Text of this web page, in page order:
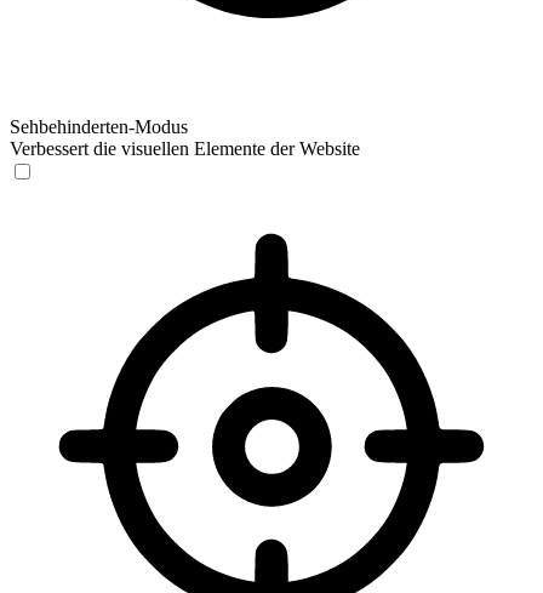
Sehbehinderten-Modus
Verbessert die visuellen Elemente der Website